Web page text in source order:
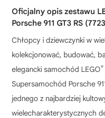
Oficjalny opis zestawu
Porsche 911 GT3 RS
Chłopcy i dziewczynki w
kolekcjonować, budować,
elegancki samochód LEGO®
Supersamochód Porsche
jednego z najbardziej
wielecharakterystycznych